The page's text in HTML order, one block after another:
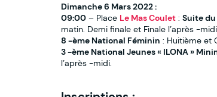
Dimanche 6 Mars 2022 :
09:00 – Place Le Mas Coulet : Suite
matin. Demi finale et Finale l’après -midi.
8 -ème National Féminin : Huitième et
3 -ème National Jeunes « ILONA »
l’après -midi.